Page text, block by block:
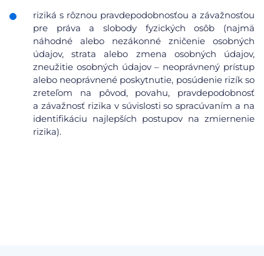
riziká s rôznou pravdepodobnosťou a závažnosťou
pre práva a slobody fyzických osôb (najmä
náhodné alebo nezákonné zničenie osobných
údajov, strata alebo zmena osobných údajov,
zneužitie osobných údajov – neoprávnený prístup
alebo neoprávnené poskytnutie, posúdenie rizík so
zreteľom na pôvod, povahu, pravdepodobnosť
a závažnosť rizika v súvislosti so spracúvaním a na
identifikáciu najlepších postupov na zmiernenie
rizika).